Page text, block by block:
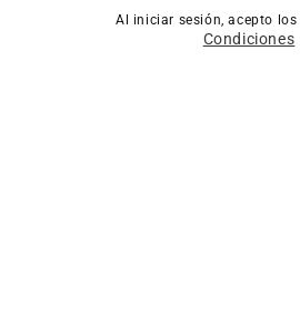
Al iniciar sesión, acepto los
Condiciones